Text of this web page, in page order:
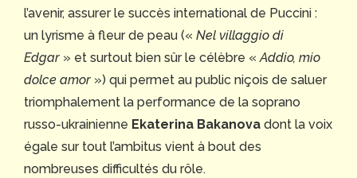
l’avenir, assurer le succès international de Puccini :
un lyrisme à fleur de peau (« Nel villaggio di
Edgar » et surtout bien sûr le célèbre «Addio, mio
dolce amor ») qui permet au public niçois de saluer
triomphalement la performance de la soprano
russo-ukrainienne Ekaterina Bakanova dont la voix
égale sur tout l’ambitus vient à bout des
nombreuses difficultés du rôle.